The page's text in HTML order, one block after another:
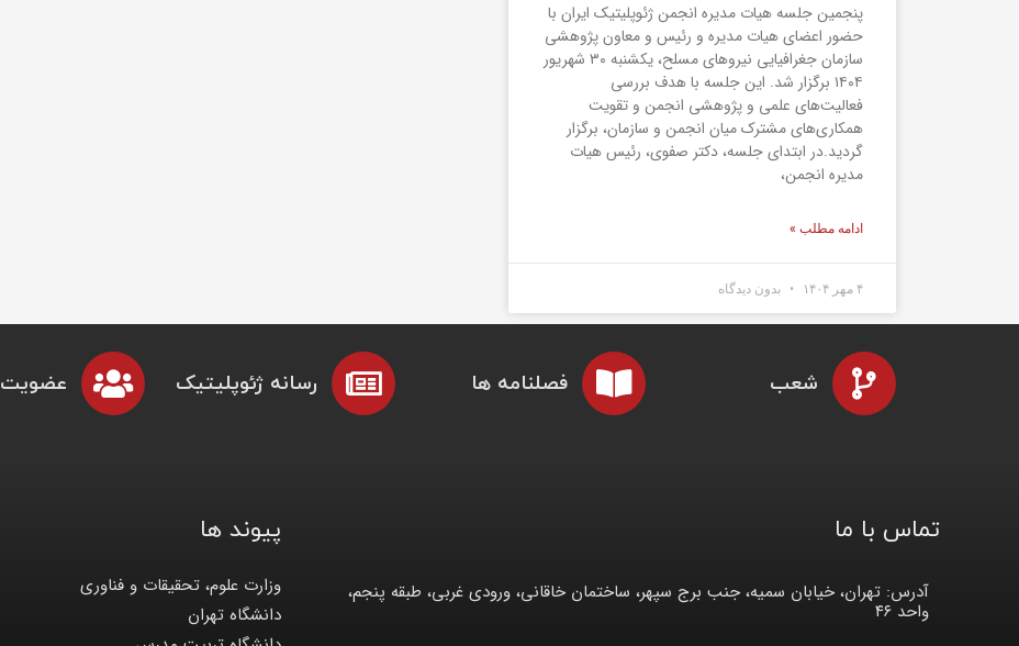
پنجمین جلسه هیات مدیره انجمن ژئوپلیتیک ایران با
حضور اعضای هیات مدیره و رئیس و معاون پژوهشی
سازمان جغرافیایی نیروهای مسلح، یکشنبه ۳۰ شهریور
۱۴۰۴ برگزار شد. این جلسه با هدف بررسی
فعالیت‌های علمی و پژوهشی انجمن و تقویت
همکاری‌های مشترک میان انجمن و سازمان، برگزار
گردید.در ابتدای جلسه، دکتر صفوی، رئیس هیات
مدیره انجمن،
ادامه مطلب »
۴ مهر ۱۴۰۴ بدون دیدگاه
شعب فصلنامه ها رسانه ژئوپلیتیک عضویت
تماس با ما
آدرس: تهران، خیابان سمیه، جنب برج سپهر، ساختمان خاقانی، ورودی غربی، طبقه پنجم،
واحد ۴۶
پیوند ها
وزارت علوم، تحقیقات و فناوری
دانشگاه تهران